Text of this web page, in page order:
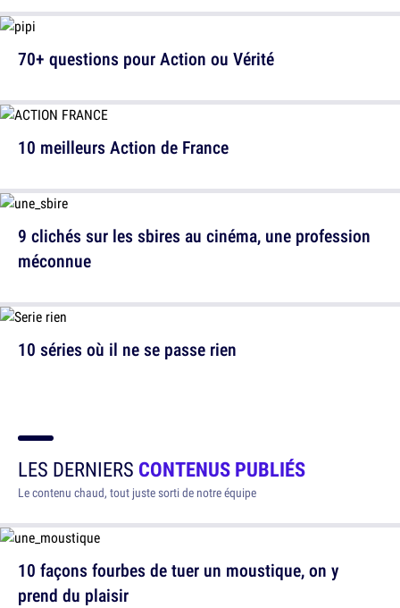
70+ questions pour Action ou Vérité
10 meilleurs Action de France
10 séries où il ne se passe rien
9 clichés sur les sbires au cinéma, une profession
méconnue
LES DERNIERS CONTENUS PUBLIÉS
Le contenu chaud, tout juste sorti de notre équipe
10 façons fourbes de tuer un moustique, on y
prend du plaisir